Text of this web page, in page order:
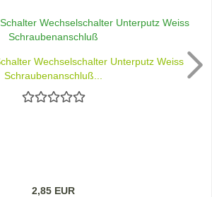
Wechselschalter Unterputz Weiss
Schraubenanschluß...
2,85 EUR